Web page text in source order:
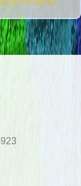
(1) Τοποθέτηση